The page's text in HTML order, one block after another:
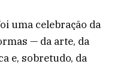
uma celebração da
— da arte, da
e, sobretudo, da